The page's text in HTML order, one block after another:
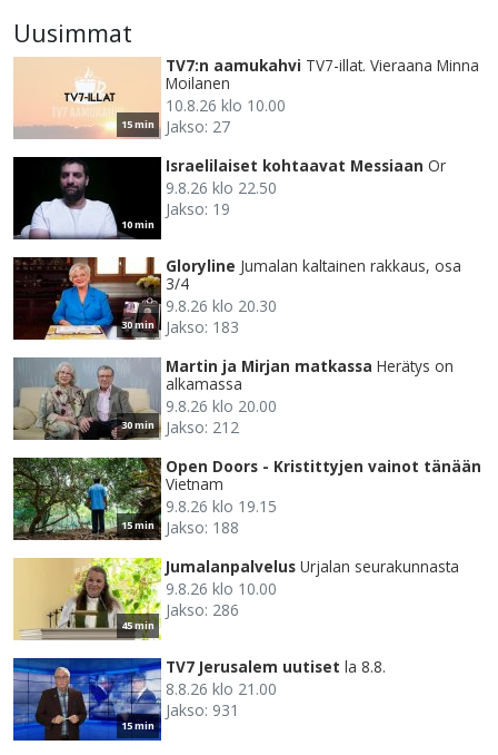
Uusimmat
15 min
TV7:n aamukahvi TV7-illat. Vieraana Minna
Moilanen
10.8.26 klo 10.00
Jakso: 27
10 min
Israelilaiset kohtaavat Messiaan Or
9.8.26 klo 22.50
Jakso: 19
30 min
Gloryline Jumalan kaltainen rakkaus, osa
3/4
9.8.26 klo 20.30
Jakso: 183
30 min
Martin ja Mirjan matkassa Herätys on
alkamassa
9.8.26 klo 20.00
Jakso: 212
15 min
Open Doors - Kristittyjen vainot tänään
Vietnam
9.8.26 klo 19.15
Jakso: 188
45 min
Jumalanpalvelus Urjalan seurakunnasta
9.8.26 klo 10.00
Jakso: 286
15 min
TV7 Jerusalem uutiset la 8.8.
8.8.26 klo 21.00
Jakso: 931